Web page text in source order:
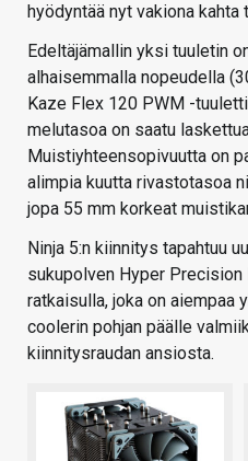
hyödyntää nyt vakiona kahta
Edeltäjämallin yksi tuuletin
alhaisemmalla nopeudella
Kaze Flex 120 PWM -
melutasoa on saatu
Muistiyhteensopivuutta on
alimpia kuutta rivastotasoa
jopa 55 mm korkeat
Ninja 5:n kiinnitys tapahtuu
sukupolven Hyper
ratkaisulla, joka on aiempaa
coolerin pohjan päälle
kiinnitysraudan ansiosta.